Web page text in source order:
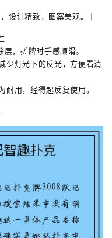
设计精致，图案美观。 |
层，搓牌时手感顺滑。
少灯光下的反光，方便看清
耐用，经得起反复使用。